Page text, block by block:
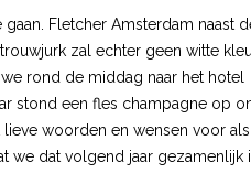
Fletcher Amsterdam naast
zal echter geen witte
rond de middag naar het hotel
stond een fles champagne op
woorden en wensen voor
we dat volgend jaar gezamenlijk